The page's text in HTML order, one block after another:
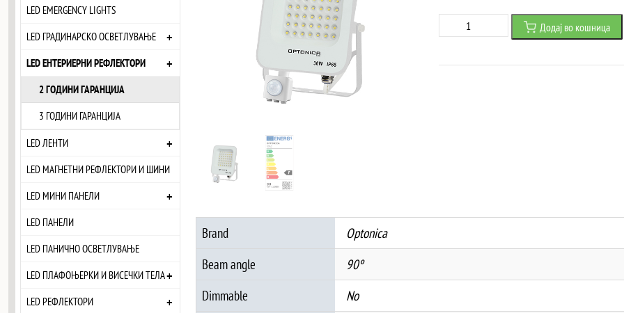
LED EMERGENCY LIGHTS
LED ГРАДИНАРСКО ОСВЕТЛУВАЊЕ
+
LED ЕНТЕРИЕРНИ РЕФЛЕКТОРИ
2 ГОДИНИ ГАРАНЦИЈА
3 ГОДИНИ ГАРАНЦИЈА
+
LED ЛЕНТИ +
LED МАГНЕТНИ РЕФЛЕКТОРИ И ШИНИ
LED МИНИ ПАНЕЛИ
+
LED ПАНЕЛИ
LED ПАНИЧНО ОСВЕТЛУВАЊЕ
LED ПЛАФОЊЕРКИ И ВИСЕЧКИ ТЕЛА+
LED РЕФЛЕКТОРИ +
price
price
is:
SMD
Рефлектор
4500K
количина
Додај во кошница
Brand
Optonica
Beam angle
90º
Dimmable
No